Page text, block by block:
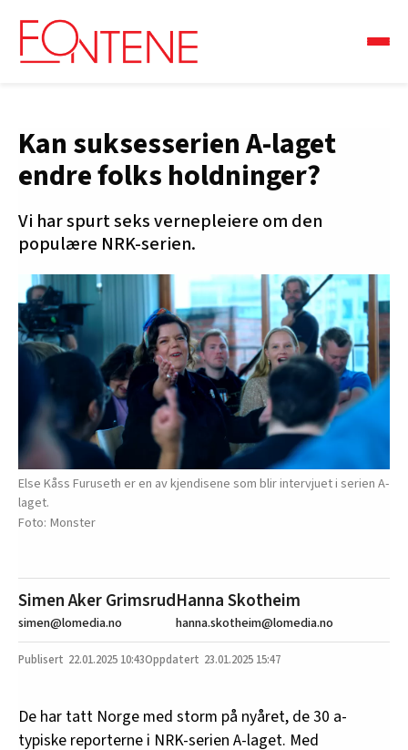
Kan suksesserien A-laget
endre folks holdninger?
Vi har spurt seks vernepleiere om den
populære NRK-serien.
Else Kåss Furuseth er en av kjendisene som blir intervjuet i serien A-
laget.
Monster
Simen Aker Grimsrud
simen@lomedia.no
Hanna Skotheim
hanna.skotheim@lomedia.no
22.01.2025 10:43 23.01.2025 15:47
De har tatt Norge med storm på nyåret, de 30 a-
typiske reporterne i NRK-serien A-laget. Med